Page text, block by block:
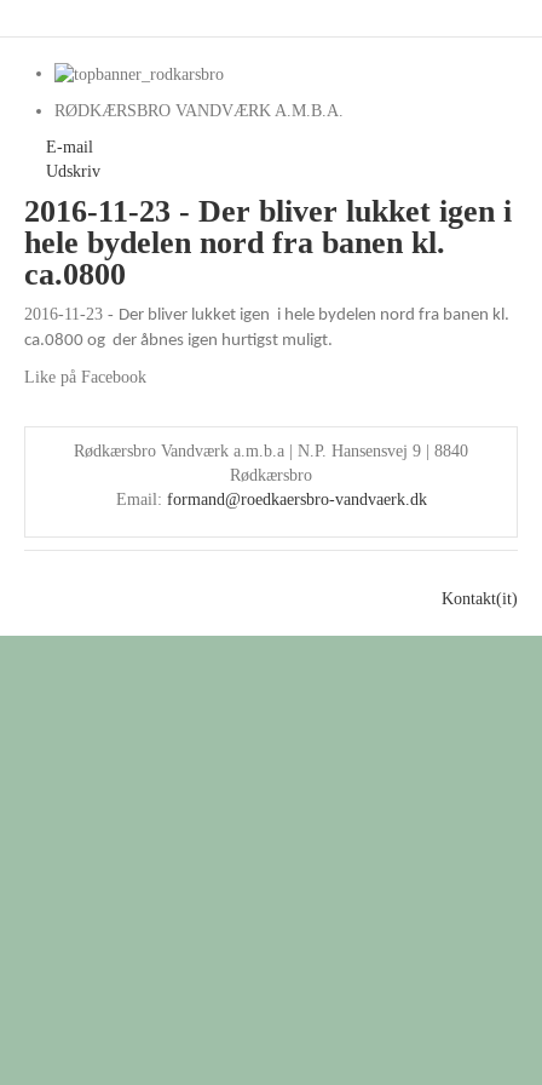
RØDKÆRSBRO VANDVÆRK A.M.B.A.
E-mail
Udskriv
2016-11-23 - Der bliver lukket igen i
hele bydelen nord fra banen kl.
ca.0800
2016-11-23 - Der bliver lukket igen i hele bydelen nord fra banen kl.
ca.0800 og der åbnes igen hurtigst muligt.
Like på Facebook
Rødkærsbro Vandværk a.m.b.a | N.P. Hansensvej 9 | 8840
Rødkærsbro
Email: formand@roedkaersbro-vandvaerk.dk
Kontakt(it)